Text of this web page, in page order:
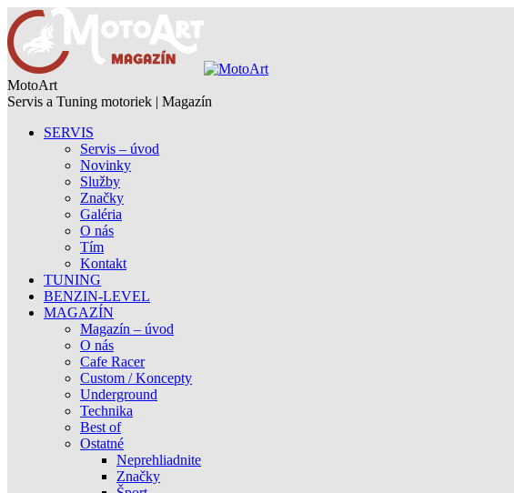
MotoArt
Servis a Tuning motoriek | Magazín
SERVIS
Servis – úvod
Novinky
Služby
Značky
Galéria
O nás
Tím
Kontakt
TUNING
BENZIN-LEVEL
MAGAZÍN
Magazín – úvod
O nás
Cafe Racer
Custom / Koncepty
Underground
Technika
Best of
Ostatné
Neprehliadnite
Značky